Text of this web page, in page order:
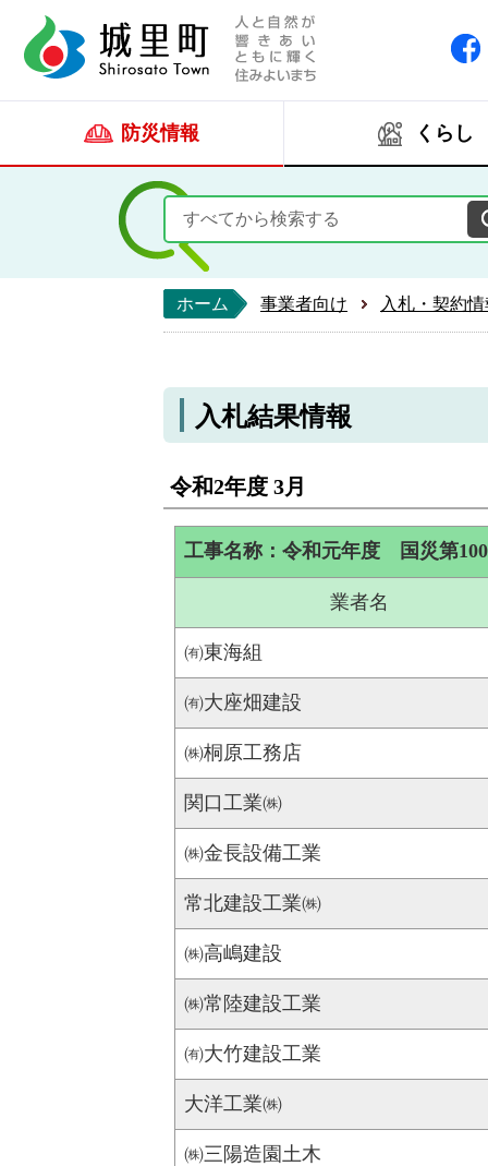
防災情報 くらし
ホーム 事業者向け 入札・契約
入札結果情報
令和2年度 3月
工事名称：令和元年度 国災第
業者名
㈲東海組
㈲大座畑建設
㈱桐原工務店
関口工業㈱
㈱金長設備工業
常北建設工業㈱
㈱高嶋建設
㈱常陸建設工業
㈲大竹建設工業
大洋工業㈱
㈱三陽造園土木